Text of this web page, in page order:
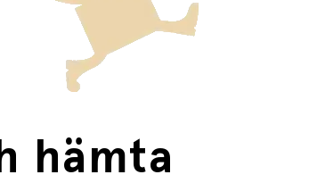
hämta